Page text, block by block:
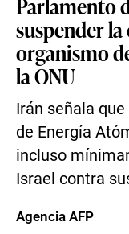
suspender
organismo
la ONU
Irán señala
de Energía
incluso
Israel contra
Agencia AFP